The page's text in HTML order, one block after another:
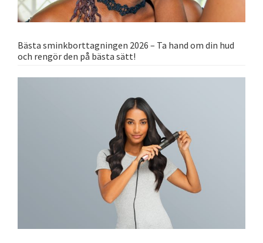
Bästa sminkborttagningen 2026 – Ta hand om din hud
och rengör den på bästa sätt!